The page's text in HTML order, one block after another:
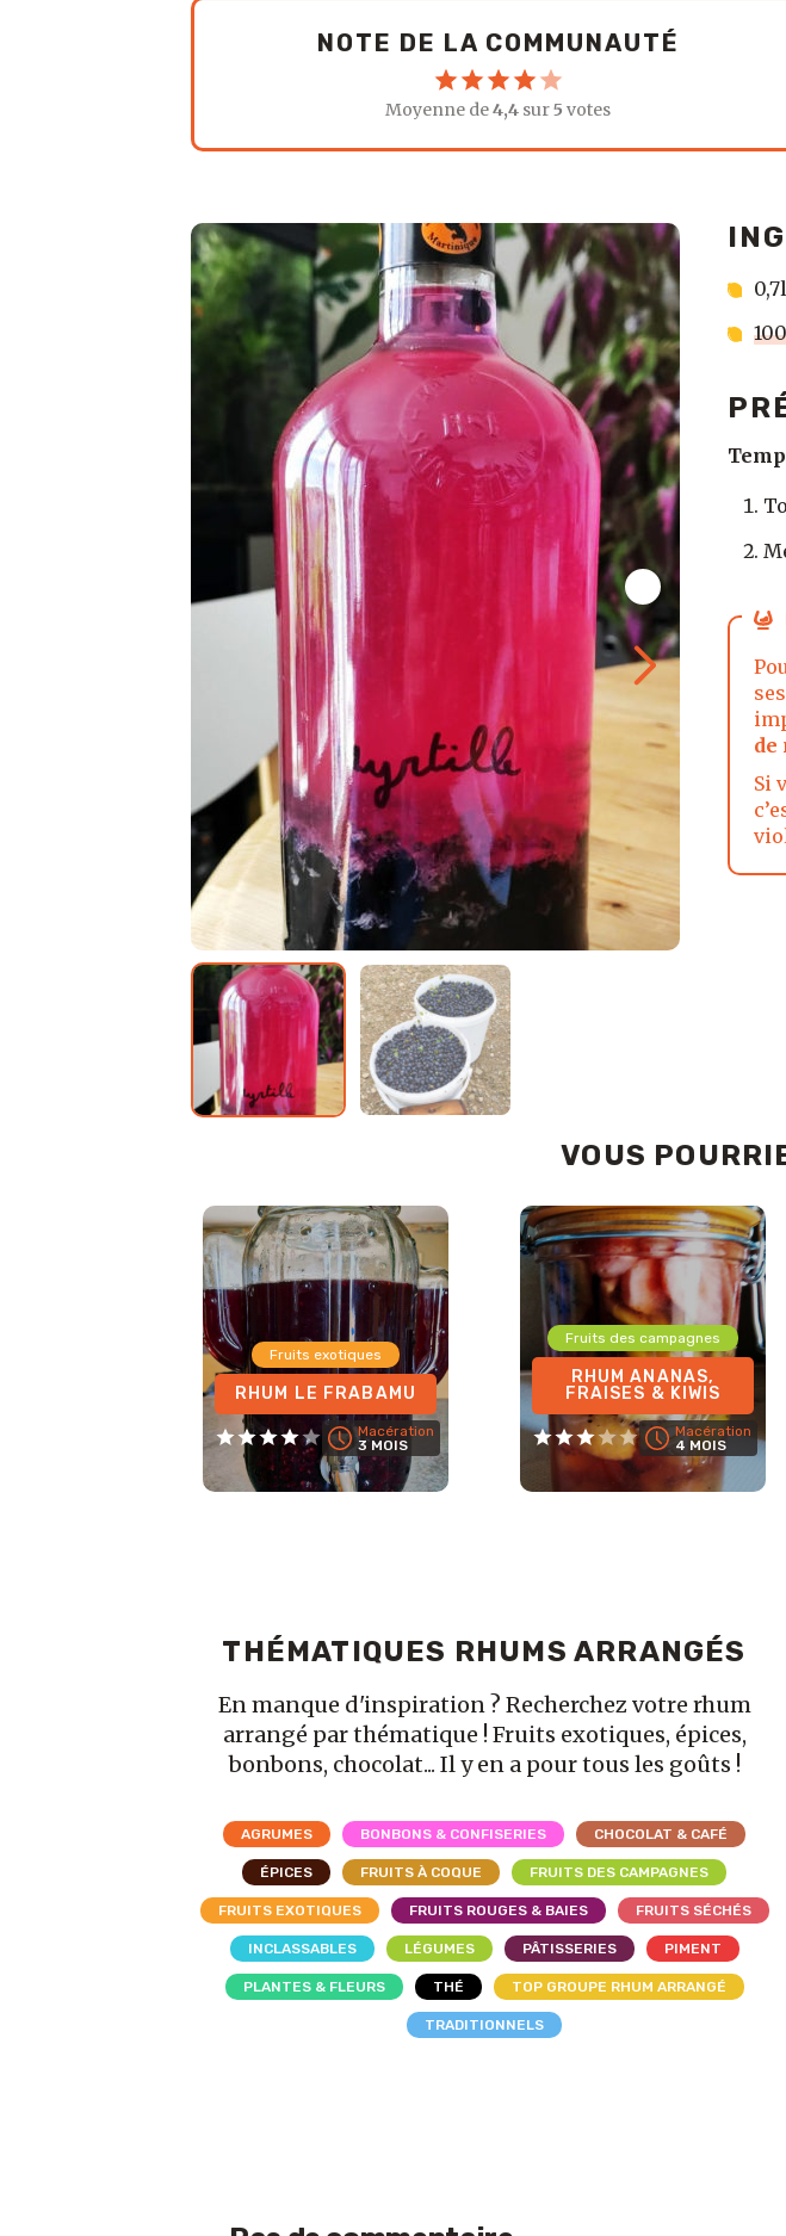
NOTE DE LA COMMUNAUTÉ
Moyenne de4,4 sur5 votes
ses
Si
VOUS
Fruits exotiques
RHUM LE FRABAMU
Macération
3 MOIS
Fruits des campagnes
RHUM ANANAS,
FRAISES & KIWIS
Macération
4 MOIS
THÉMATIQUES RHUMS ARRANGÉS
En manque d'inspiration ? Recherchez votre rhum
arrangé par thématique ! Fruits exotiques, épices,
bonbons, chocolat... Il y en a pour tous les goûts !
AGRUMES BONBONS & CONFISERIES CHOCOLAT & CAFÉ
ÉPICES FRUITS À COQUE FRUITS DES CAMPAGNES
FRUITS EXOTIQUES FRUITS ROUGES & BAIES FRUITS SÉCHÉS
INCLASSABLES LÉGUMES PÂTISSERIES PIMENT
PLANTES & FLEURS THÉ TOP GROUPE RHUM ARRANGÉ
TRADITIONNELS